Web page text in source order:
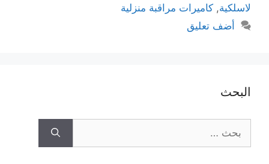
لاسلكية, كاميرات مراقبة منزلية
أضف تعليق
البحث